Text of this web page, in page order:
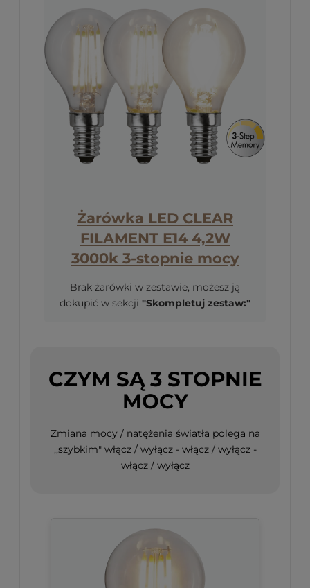
Żarówka LED CLEAR
FILAMENT E14 4,2W
3000k 3-stopnie mocy
Brak żarówki w zestawie, możesz ją
dokupić w sekcji "Skompletuj zestaw:"
CZYM SĄ 3 STOPNIE
MOCY
Zmiana mocy / natężenia światła polega na
,,szybkim" włącz / wyłącz - włącz / wyłącz -
włącz / wyłącz